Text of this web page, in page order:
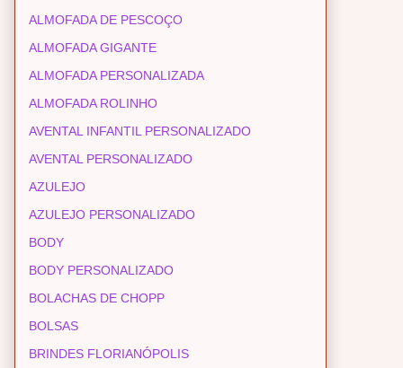
ALMOFADA DE PESCOÇO
ALMOFADA GIGANTE
ALMOFADA PERSONALIZADA
ALMOFADA ROLINHO
AVENTAL INFANTIL PERSONALIZADO
AVENTAL PERSONALIZADO
AZULEJO
AZULEJO PERSONALIZADO
BODY
BODY PERSONALIZADO
BOLACHAS DE CHOPP
BOLSAS
BRINDES FLORIANÓPOLIS